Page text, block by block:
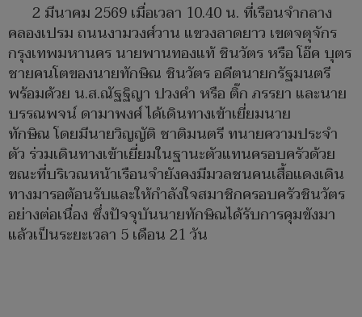
2 มีนาคม 2569 เมื่อเวลา 10.40 น. ที่เรือนจำกลาง
คลองเปรม ถนนงามวงศ์วาน แขวงลาดยาว เขตจตุจักร
กรุงเทพมหานคร นายพานทองแท้ ชินวัตร หรือ โอ๊ค บุตร
ชายคนโตของนายทักษิณ ชินวัตร อดีตนายกรัฐมนตรี
พร้อมด้วย น.ส.ณัฐฐิญา ปวงคำ หรือ ติ๊ก ภรรยา และนาย
บรรณพจน์ ดามาพงศ์ ได้เดินทางเข้าเยี่ยมนาย
ทักษิณ โดยมีนายวิญญัติ ชาติมนตรี ทนายความประจำ
ตัว ร่วมเดินทางเข้าเยี่ยมในฐานะตัวแทนครอบครัวด้วย
ขณะที่บริเวณหน้าเรือนจำยังคงมีมวลชนคนเสื้อแดงเดิน
ทางมารอต้อนรับและให้กำลังใจสมาชิกครอบครัวชินวัตร
อย่างต่อเนื่อง ซึ่งปัจจุบันนายทักษิณได้รับการคุมขังมา
แล้วเป็นระยะเวลา 5 เดือน 21 วัน